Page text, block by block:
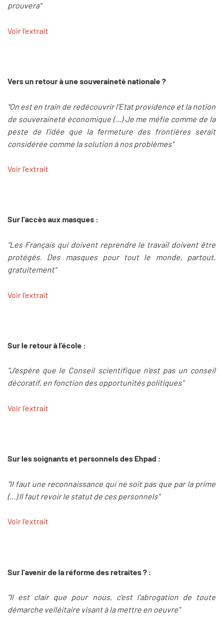
prouvera"
Voir l'extrait
Vers un retour à une souveraineté nationale ?
"On est en train de redécouvrir l'Etat providence et la notion
de souveraineté économique (...) Je me méfie comme de la
peste de l'idée que la fermeture des frontières serait
considérée comme la solution à nos problèmes"
Voir l'extrait
Sur l'accès aux masques :
"Les Français qui doivent reprendre le travail doivent être
protégés. Des masques pour tout le monde, partout,
gratuitement"
Voir l'extrait
Sur le retour à l'école :
"J'espère que le Conseil scientifique n'est pas un conseil
décoratif, en fonction des opportunités politiques"
Voir l'extrait
Sur les soignants et personnels des Ehpad :
"Il faut une reconnaissance qui ne soit pas que par la prime
(...) Il faut revoir le statut de ces personnels"
Voir l'extrait
Sur l'avenir de la réforme des retraites ? :
"Il est clair que pour nous, c'est l'abrogation de toute
démarche velléitaire visant à la mettre en oeuvre"